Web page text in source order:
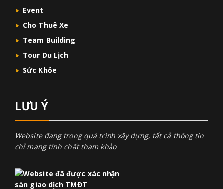
Event
Cho Thuê Xe
Team Building
Tour Du Lịch
Sức Khỏe
LƯU Ý
Website đang trong quá trình xây dựng, tất cả thông tin
chỉ mang tính chất tham khảo